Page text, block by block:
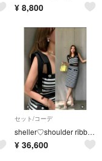
¥ 8,800
セット/コーデ
sheller♡shoulder ribbon stripe set up
¥ 36,600